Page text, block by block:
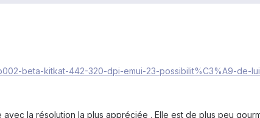
beta-kitkat-442-320-dpi-emui-23-possibilit%C3%A9-de-
la résolution la plus appréciée . Elle est de plus peu